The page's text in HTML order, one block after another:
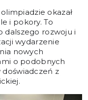
okazał
i pokory. To
dalszego rozwoju i
wydarzenie
nowych
o podobnych
z